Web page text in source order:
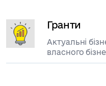
Гранти
Актуальні
власного